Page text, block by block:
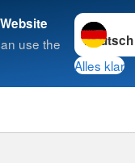
use the
Sprache
Alles klar